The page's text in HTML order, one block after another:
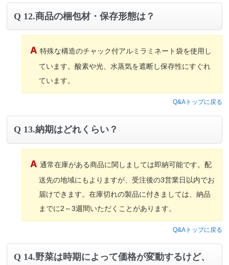
12.商品の梱包材・保存形態は？
特殊な構造のチャック付アルミラミネート袋を使用し
ています。酸素や光、水蒸気を遮断し保存性にすぐれ
ています。
Q&Aトップに戻る
13.納期はどれくらい？
通常在庫がある商品に関しましては即納可能です。配
送先の地域にもよりますが、受注後の3営業日以内でお
届けできます。在庫切れの製品に付きましては、納品
までに2～3週間いただくことがあります。
Q&Aトップに戻る
14.野菜は時期によって価格が変動するけど、